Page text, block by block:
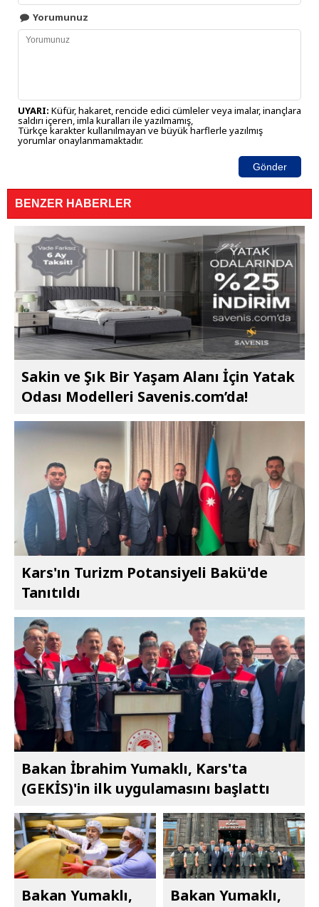
Yorumunuz
UYARI: Küfür, hakaret, rencide edici cümleler veya imalar, inançlara
saldırı içeren, imla kuralları ile yazılmamış,
Türkçe karakter kullanılmayan ve büyük harflerle yazılmış
yorumlar onaylanmamaktadır.
Gönder
BENZER HABERLER
Sakin ve Şık Bir Yaşam Alanı İçin Yatak
Odası Modelleri Savenis.com’da!
Kars'ın Turizm Potansiyeli Bakü'de
Tanıtıldı
Bakan İbrahim Yumaklı, Kars'ta
(GEKİS)'in ilk uygulamasını başlattı
Bakan Yumaklı,
Bakan Yumaklı,